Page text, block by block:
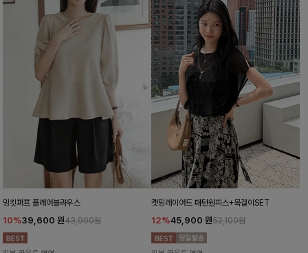
밍킷퍼프 플레어블라우스
10%39,600 원43,900원
캣밍레이어드 패턴원피스+목걸이SET
12%45,900 원52,100원